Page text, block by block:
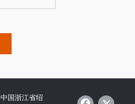
中国浙江省绍